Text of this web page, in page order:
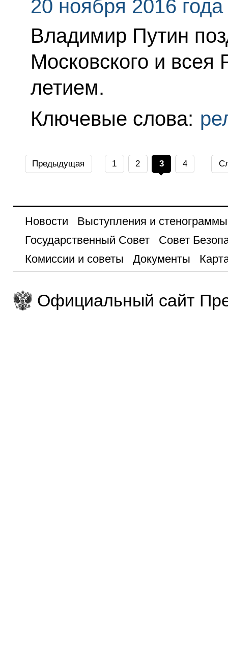
20 ноября 2016 года
Владимир Путин
Московского и всея
летием.
Ключевые слова:
Предыдущая 1 2 3 4
Новости
Выступления и стенограммы
Государственный Совет
Совет
Комиссии и советы
Документы
Официальный сайт